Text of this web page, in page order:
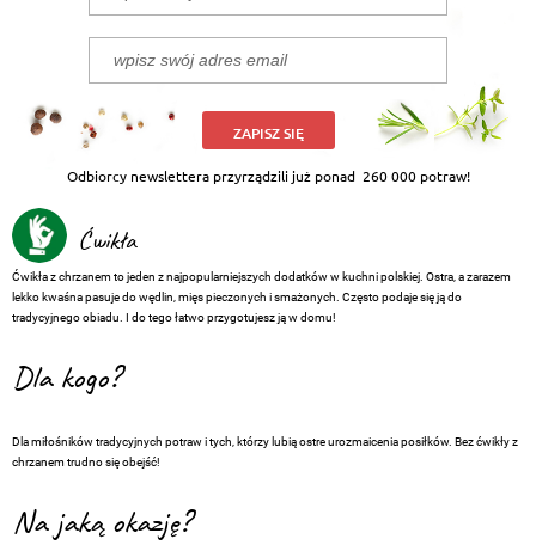
ZAPISZ SIĘ
Odbiorcy newslettera przyrządzili już ponad 260 000 potraw!
Ćwikła
Ćwikła z chrzanem to jeden z najpopularniejszych dodatków w kuchni polskiej. Ostra, a zarazem
lekko kwaśna pasuje do wędlin, mięs pieczonych i smażonych. Często podaje się ją do
tradycyjnego obiadu. I do tego łatwo przygotujesz ją w domu!
Dla kogo?
Dla miłośników tradycyjnych potraw i tych, którzy lubią ostre urozmaicenia posiłków. Bez ćwikły z
chrzanem trudno się obejść!
Na jaką okazję?